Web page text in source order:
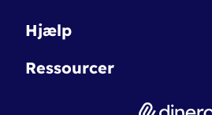
Betingelser & Sikkerhed
Nye funktioner
Dinero Starter
Dinero Pro
Hjælp
Regnskabsordbogen
Ressourcer